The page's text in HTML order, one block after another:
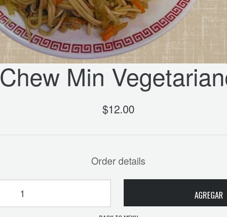
Chew Min
$12.00
Order details
AGREGAR